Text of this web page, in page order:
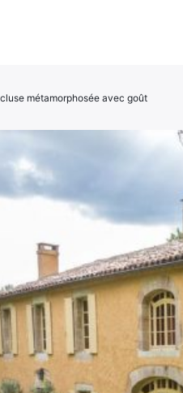
métamorphosée avec goût